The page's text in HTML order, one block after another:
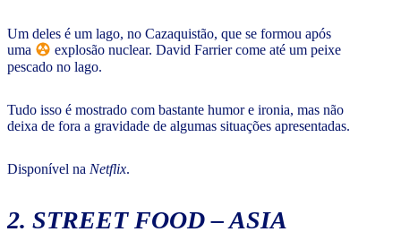
Um deles é um lago, no Cazaquistão, que se formou após
uma
explosão nuclear. David Farrier come até um peixe
pescado no lago.
Tudo isso é mostrado com bastante humor e ironia, mas não
deixa de fora a gravidade de algumas situações apresentadas.
Disponível na Netflix.
2. STREET FOOD – ASIA